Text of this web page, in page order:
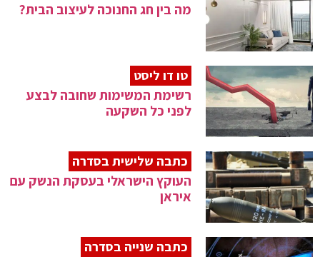
מה בין חג החנוכה לעיצוב הבית?
טו דו ליסט
רשימת המשימות שחובה לבצע
לפני כל השקעה
כתבה שלישית בסדרה
העוקץ הישראלי בעסקת הנשק עם
איראן
כתבה שנייה בסדרה